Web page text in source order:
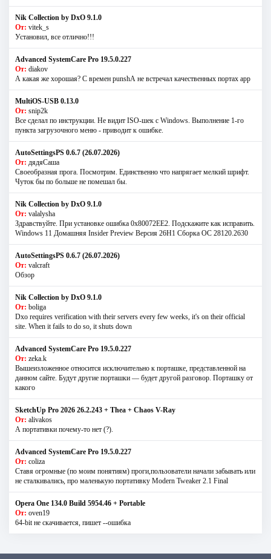
Nik Collection by DxO 9.1.0
От: vitek_s
Установил, все отлично!!!
Advanced SystemCare Pro 19.5.0.227
От: diakov
А какая же хорошая? С времен punshА не встречал качественных портах app
MultiOS-USB 0.13.0
От: snip2k
Все сделал по инструкции. Не видит ISO-шек с Windows. Выполнение 1-го
пункта загрузочного меню - приводит к ошибке.
AutoSettingsPS 0.6.7 (26.07.2026)
От: дядяСаша
Своеобразная прога. Посмотрим. Единственно что напрягает мелкий шрифт.
Чуток бы по больше не помешал бы.
Nik Collection by DxO 9.1.0
От: valalysha
Здравствуйте. При установке ошибка 0х80072EE2. Подскажите как исправить.
Windows 11 Домашняя Insider Preview Версия 26H1 Сборка ОС 28120.2630
AutoSettingsPS 0.6.7 (26.07.2026)
От: valcraft
Обзор
Nik Collection by DxO 9.1.0
От: boliga
Dxo requires verification with their servers every few weeks, it's on their official
site. When it fails to do so, it shuts down
Advanced SystemCare Pro 19.5.0.227
От: zeka.k
Вышеизложенное относится исключительно к порташке, представленной на
данном сайте. Будут другие порташки — будет другой разговор. Порташку от
какого
SketchUp Pro 2026 26.2.243 + Thea + Chaos V-Ray
От: alivakos
А портативки почему-то нет (?).
Advanced SystemCare Pro 19.5.0.227
От: coliza
Ставя огромные (по моим понятиям) проги,пользователи начали забывать или
не сталкивались, про маленькую портативку Modern Tweaker 2.1 Final
Opera One 134.0 Build 5954.46 + Portable
От: oven19
64-bit не скачивается, пишет --ошибка